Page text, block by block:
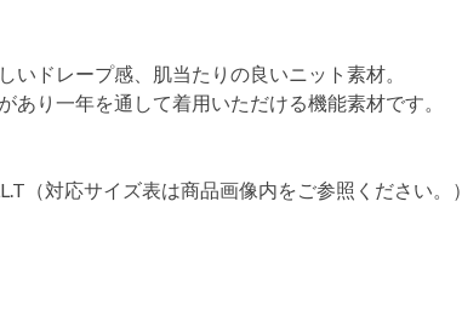
いドレープ感、肌当たりの良いニット素材。
あり一年を通して着用いただける機能素材です。
（対応サイズ表は商品画像内をご参照ください。）